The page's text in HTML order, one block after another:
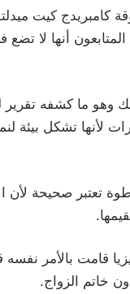
كامبريدج كيت
لأنها تشكل بيئة
تعتبر صحيحة لأن
خاتم الزواج.